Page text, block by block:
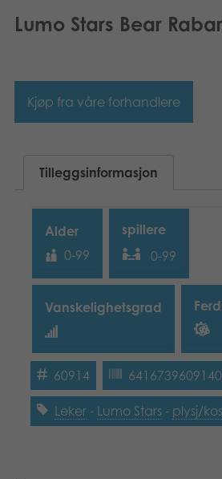
Leker
Media
Lumo Stars Bear
Kjøp fra våre forhandlere
Tilleggsinformasjon
Alder
0-99
spillere
0-99
Vanskelighetsgrad
60914 6416739609140
Leker - Lumo Stars - plysj/